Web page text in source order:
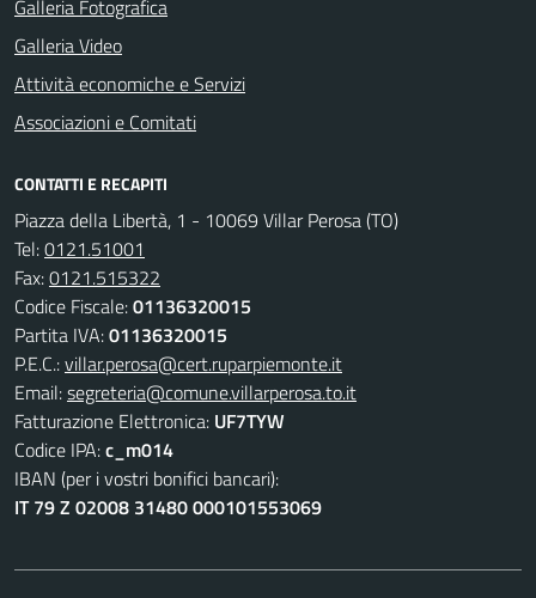
Galleria Fotografica
Galleria Video
Attività economiche e Servizi
Associazioni e Comitati
CONTATTI E RECAPITI
Piazza della Libertà, 1 - 10069 Villar Perosa (TO)
Tel:0121.51001
Fax:0121.515322
Codice Fiscale:01136320015
Partita IVA:01136320015
P.E.C.:villar.perosa@cert.ruparpiemonte.it
Email:segreteria@comune.villarperosa.to.it
Fatturazione Elettronica: UF7TYW
Codice IPA:c_m014
IBAN (per i vostri bonifici bancari):
IT 79 Z 02008 31480 000101553069